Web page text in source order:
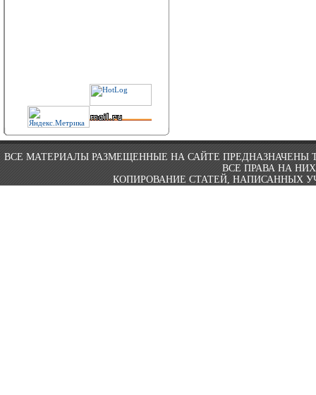
ВСЕ МАТЕРИАЛЫ РАЗМЕЩЕННЫЕ НА САЙТЕ ПРЕДНАЗНАЧЕНЫ
ВСЕ ПРАВА НА
КОПИРОВАНИЕ СТАТЕЙ, НАПИСАННЫХ